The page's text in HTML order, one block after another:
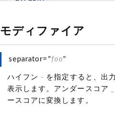
-----
KEYWORDS:
<$mt:EntryKeywords$>
-----
AUTHOR:
EMAIL:
URL: <$mt:CommentURL$>
モディファイア
separator="foo "
ハイフン - を指定すると、出
表示します。アンダースコア
ースコアに変換します。